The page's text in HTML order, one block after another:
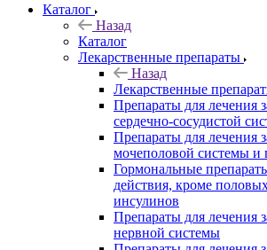
Каталог
Назад
Каталог
Лекарственные препараты
Назад
Лекарственные
Препараты для лечения
сердечно-сосудистой
Препараты для лечения
мочеполовой системы
Гормональные
действия, кроме
инсулинов
Препараты для лечения
нервной системы